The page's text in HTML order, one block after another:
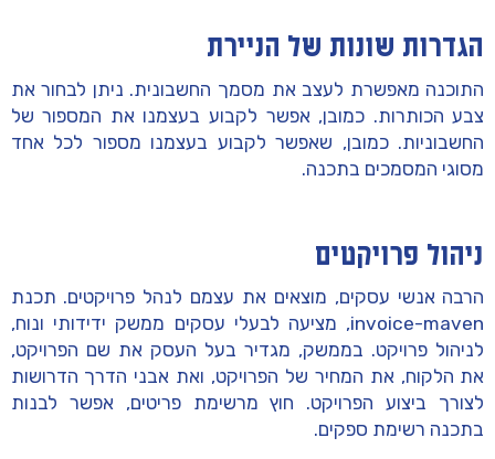
הגדרות שונות של הניירת
התוכנה מאפשרת לעצב את מסמך החשבונית. ניתן לבחור את
צבע הכותרות. כמובן, אפשר לקבוע בעצמנו את המספור של
החשבוניות. כמובן, שאפשר לקבוע בעצמנו מספור לכל אחד
מסוגי המסמכים בתכנה.
ניהול פרויקטים
הרבה אנשי עסקים, מוצאים את עצמם לנהל פרויקטים. תכנת
invoice-maven, מציעה לבעלי עסקים ממשק ידידותי ונוח,
לניהול פרויקט. בממשק, מגדיר בעל העסק את שם הפרויקט,
את הלקוח, את המחיר של הפרויקט, ואת אבני הדרך הדרושות
לצורך ביצוע הפרויקט. חוץ מרשימת פריטים, אפשר לבנות
בתכנה רשימת ספקים.